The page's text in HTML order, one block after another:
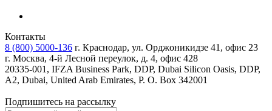
Контакты
8 (800) 5000-136 г. Краснодар, ул. Орджоникидзе 41, офис 23
г. Москва, 4-й Лесной переулок, д. 4, офис 428
20335-001, IFZA Business Park, DDP, Dubai Silicon Oasis, DDP,
A2, Dubai, United Arab Emirates, P. O. Box 342001
Подпишитесь на рассылку